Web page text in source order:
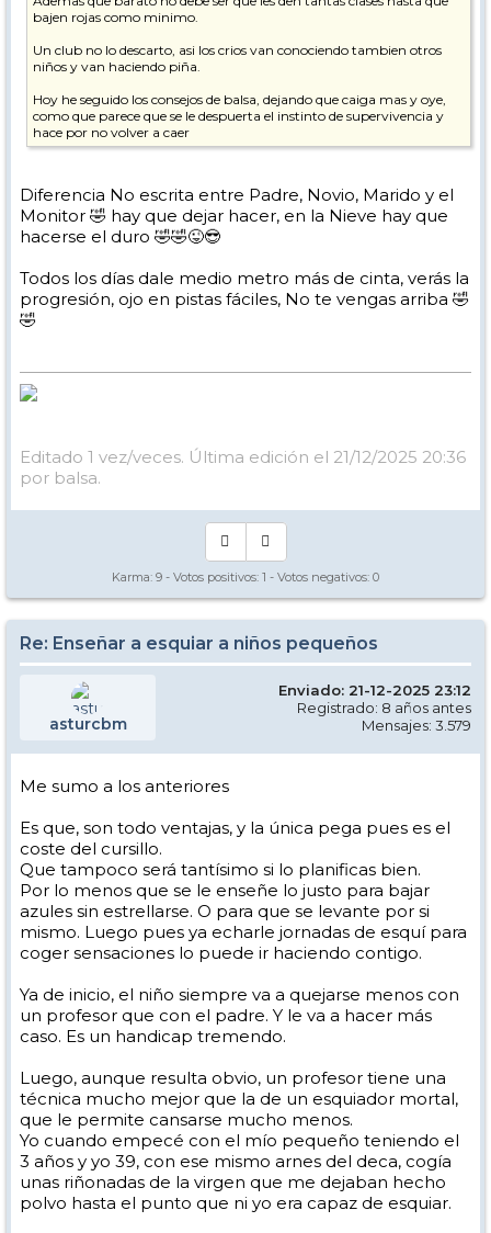
bajen rojas como minimo.
Un club no lo descarto, asi los crios van conociendo tambien otros
niños y van haciendo piña.
Hoy he seguido los consejos de balsa, dejando que caiga mas y oye,
como que parece que se le despuerta el instinto de supervivencia y
hace por no volver a caer
Diferencia No escrita entre Padre, Novio, Marido y el
Monitor 🤣 hay que dejar hacer, en la Nieve hay que
hacerse el duro 🤣🤣😜😎
Todos los días dale medio metro más de cinta, verás la
progresión, ojo en pistas fáciles, No te vengas arriba 🤣
🤣
Editado 1 vez/veces. Última edición el 21/12/2025 20:36
por balsa.
Karma: 9 - Votos positivos: 1 - Votos negativos: 0
Re: Enseñar a esquiar a niños pequeños
asturcbm
Enviado: 21-12-2025 23:12
Registrado: 8 años antes
Mensajes: 3.579
Me sumo a los anteriores
Es que, son todo ventajas, y la única pega pues es el
coste del cursillo.
Que tampoco será tantísimo si lo planificas bien.
Por lo menos que se le enseñe lo justo para bajar
azules sin estrellarse. O para que se levante por si
mismo. Luego pues ya echarle jornadas de esquí para
coger sensaciones lo puede ir haciendo contigo.
Ya de inicio, el niño siempre va a quejarse menos con
un profesor que con el padre. Y le va a hacer más
caso. Es un handicap tremendo.
Luego, aunque resulta obvio, un profesor tiene una
técnica mucho mejor que la de un esquiador mortal,
que le permite cansarse mucho menos.
Yo cuando empecé con el mío pequeño teniendo el
3 años y yo 39, con ese mismo arnes del deca, cogía
unas riñonadas de la virgen que me dejaban hecho
polvo hasta el punto que ni yo era capaz de esquiar.